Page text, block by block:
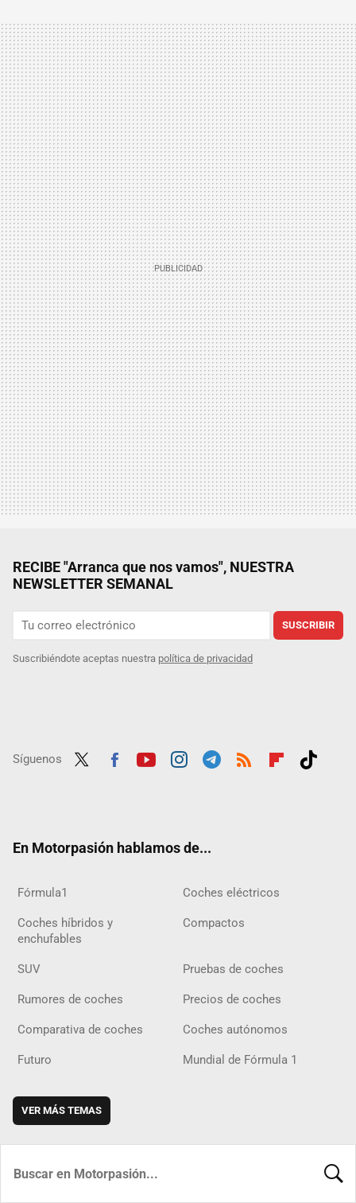
RECIBE "Arranca que nos vamos", NUESTRA
NEWSLETTER SEMANAL
SUSCRIBIR
Suscribiéndote aceptas nuestra política de privacidad
Síguenos
En Motorpasión hablamos de...
Fórmula1 Coches eléctricos
Coches híbridos y
enchufables
Compactos
SUV Pruebas de coches
Rumores de coches Precios de coches
Comparativa de coches Coches autónomos
Futuro Mundial de Fórmula 1
VER MÁS TEMAS